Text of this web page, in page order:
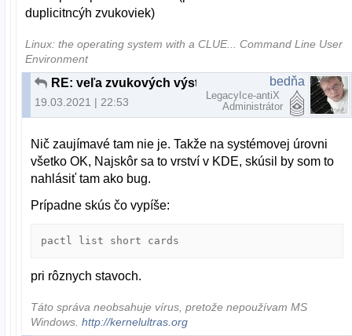
duplicitncýh zvukoviek)
Linux: the operating system with a CLUE... Command Line User
Environment
19.03.2021 | 22:53
bedňa
LegacyIce-antiX
Administrátor
Nič zaujímavé tam nie je. Takže na systémovej úrovni
všetko OK, Najskôr sa to vrství v KDE, skúsil by som to
nahlásiť tam ako bug.
Prípadne skús čo vypíše:
pactl list short cards
pri rôznych stavoch.
Táto správa neobsahuje vírus, pretože nepoužívam MS
Windows.http://kernelultras.org